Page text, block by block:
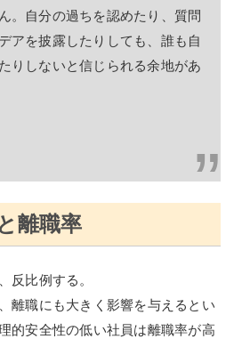
。自分の過ちを認めたり、質問
アを披露したりしても、誰も自
りしないと信じられる余地があ
離職率
反比例する。
離職にも大きく影響を与えるとい
的安全性の低い社員は離職率が高